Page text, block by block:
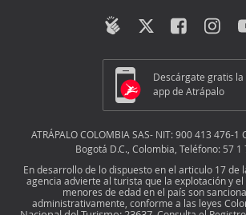
Descárgate gratis la
app de Atrápalo
ATRÁPALO COLOMBIA SAS- NIT: 900 413 476-1
Bogotá D.C., Colombia, Teléfono: 57 1
En desarrollo de lo dispuesto en el articulo 17 de
agencia advierte al turista que la explotación y el
menores de edad en el país son
administrativamente, conforme a las leyes